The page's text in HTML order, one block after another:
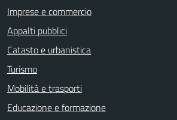
Imprese e commercio
Appalti pubblici
Catasto e urbanistica
Turismo
Mobilità e trasporti
Educazione e formazione